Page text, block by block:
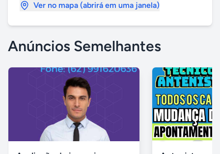
Ver no mapa (abrirá em uma janela)
Anúncios Semelhantes